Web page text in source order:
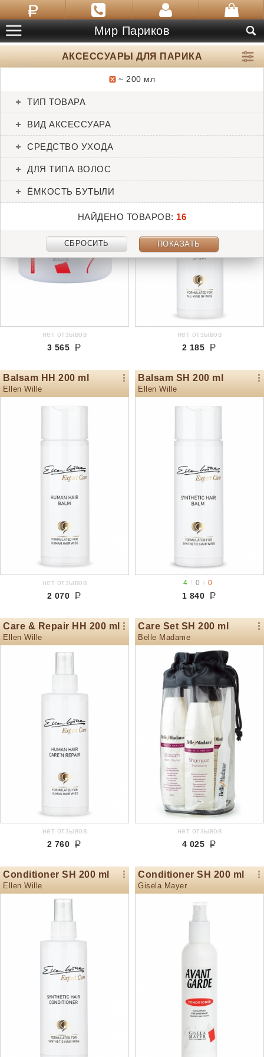
Мир Париков
АКСЕССУАРЫ ДЛЯ ПАРИКА
~ 200 мл
ТИП ТОВАРА
ВИД АКСЕССУАРА
СРЕДСТВО УХОДА
ДЛЯ ТИПА ВОЛОС
ЁМКОСТЬ БУТЫЛИ
НАЙДЕНО ТОВАРОВ: 16
СБРОСИТЬ ПОКАЗАТЬ
Absolut Repair HH 200 ml
Gisela Mayer
нет отзывов
3 565
нет отзывов
2 185
Balsam HH 200 ml
Ellen Wille
нет отзывов
2 070
Balsam SH 200 ml
Ellen Wille
4 ↑0 ↓0
1 840
Care & Repair HH 200 ml
Ellen Wille
нет отзывов
2 760
Care Set SH 200 ml
Belle Madame
нет отзывов
4 025
Conditioner SH 200 ml
Ellen Wille
Conditioner SH 200 ml
Gisela Mayer